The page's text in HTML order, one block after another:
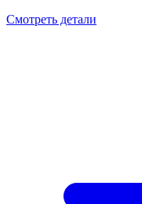
Смотреть детали